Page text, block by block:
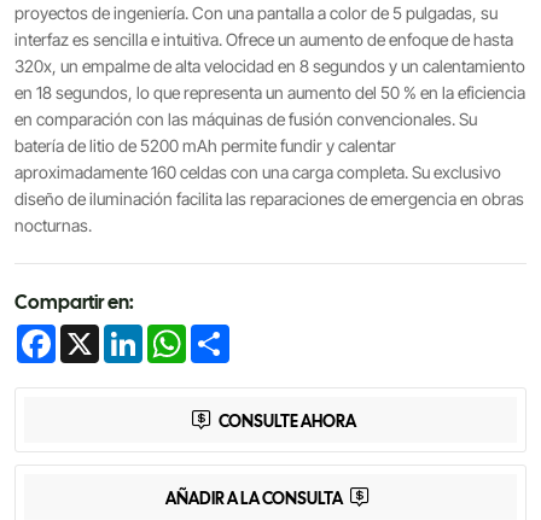
proyectos de ingeniería. Con una pantalla a color de 5 pulgadas, su
interfaz es sencilla e intuitiva. Ofrece un aumento de enfoque de hasta
320x, un empalme de alta velocidad en 8 segundos y un calentamiento
en 18 segundos, lo que representa un aumento del 50 % en la eficiencia
en comparación con las máquinas de fusión convencionales. Su
batería de litio de 5200 mAh permite fundir y calentar
aproximadamente 160 celdas con una carga completa. Su exclusivo
diseño de iluminación facilita las reparaciones de emergencia en obras
nocturnas.
Compartir en:
Facebook
X LinkedInWhatsApp
CONSULTE AHORA
AÑADIR A LA CONSULTA